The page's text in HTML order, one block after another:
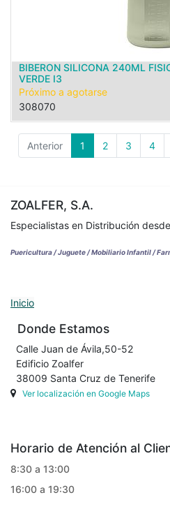
BIBERON SILICONA 240ML
VERDE I3
Próximo a agotarse
308070
Anterior 1 2 3 4
ZOALFER, S.A.
Especialistas en Distribución
Puericultura / Juguete / Mobiliario Infantil /
Inicio
Donde Estamos
Calle Juan de Ávila,50-52
Edificio Zoalfer
38009 Santa Cruz de Tenerife
Ver localización en Google Maps
Horario de Atención al
8:30 a 13:00
16:00 a 19:30